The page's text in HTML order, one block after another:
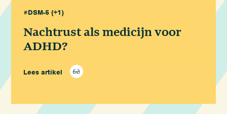
#DSM-5(+1)
Nachtrust als medicijn voor
ADHD?
Lees artikel